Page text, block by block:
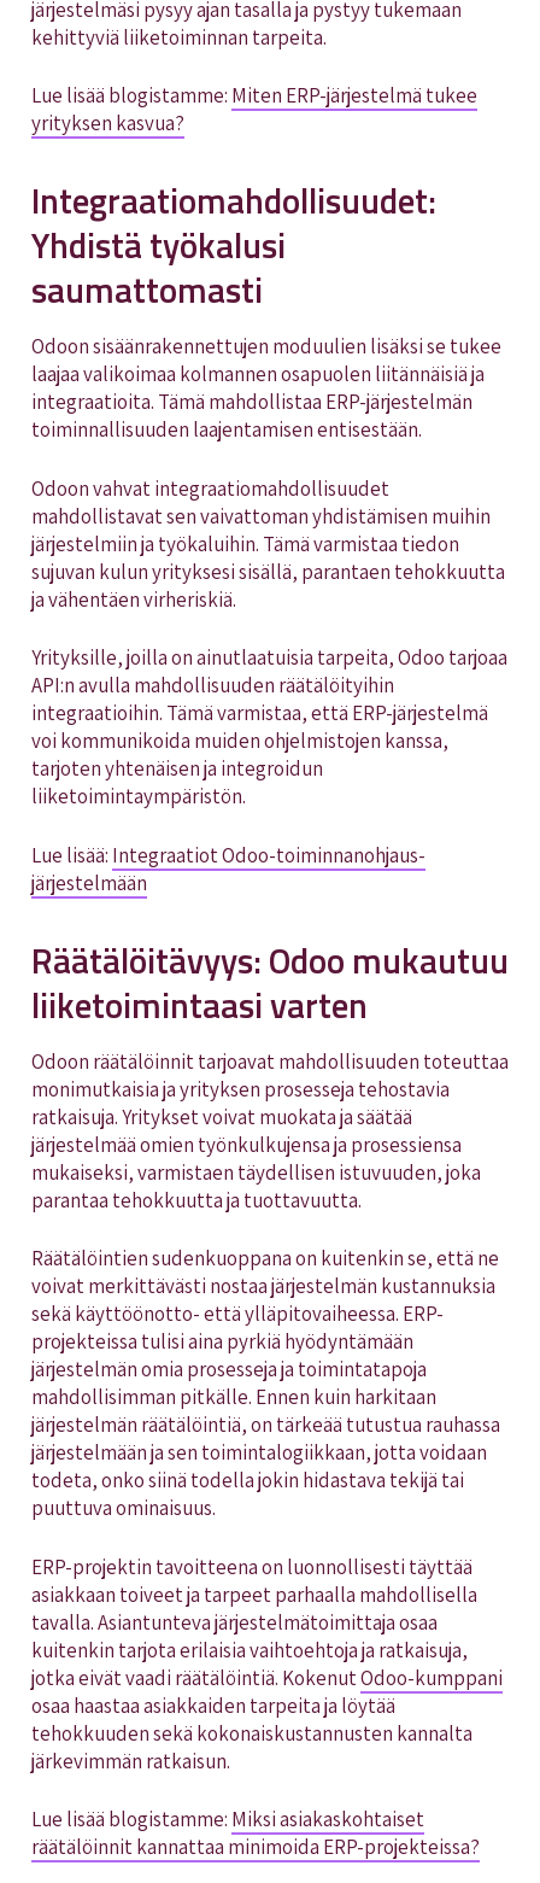
järjestelmäsi pysyy ajan tasalla ja pystyy tukemaan
kehittyviä liiketoiminnan tarpeita.
Lue lisää blogistamme: Miten ERP-järjestelmä tukee
yrityksen kasvua?
Integraatiomahdollisuudet:
Yhdistä työkalusi
saumattomasti
Odoon sisäänrakennettujen moduulien lisäksi se tukee
laajaa valikoimaa kolmannen osapuolen liitännäisiä ja
integraatioita. Tämä mahdollistaa ERP-järjestelmän
toiminnallisuuden laajentamisen entisestään.
Odoon vahvat integraatiomahdollisuudet
mahdollistavat sen vaivattoman yhdistämisen muihin
järjestelmiin ja työkaluihin. Tämä varmistaa tiedon
sujuvan kulun yrityksesi sisällä, parantaen tehokkuutta
ja vähentäen virheriskiä.
Yrityksille, joilla on ainutlaatuisia tarpeita, Odoo tarjoaa
API:n avulla mahdollisuuden räätälöityihin
integraatioihin. Tämä varmistaa, että ERP-järjestelmä
voi kommunikoida muiden ohjelmistojen kanssa,
tarjoten yhtenäisen ja integroidun
liiketoimintaympäristön.
Lue lisää: Integraatiot Odoo-toiminnanohjaus­
järjestelmään
Räätälöitävyys: Odoo mukautuu
liiketoimintaasi varten
Odoon räätälöinnit tarjoavat mahdollisuuden toteuttaa
monimutkaisia ja yrityksen prosesseja tehostavia
ratkaisuja. Yritykset voivat muokata ja säätää
järjestelmää omien työnkulkujensa ja prosessiensa
mukaiseksi, varmistaen täydellisen istuvuuden, joka
parantaa tehokkuutta ja tuottavuutta.
Räätälöintien sudenkuoppana on kuitenkin se, että ne
voivat merkittävästi nostaa järjestelmän kustannuksia
sekä käyttöönotto- että ylläpitovaiheessa. ERP-
projekteissa tulisi aina pyrkiä hyödyntämään
järjestelmän omia prosesseja ja toimintatapoja
mahdollisimman pitkälle. Ennen kuin harkitaan
järjestelmän räätälöintiä, on tärkeää tutustua rauhassa
järjestelmään ja sen toimintalogiikkaan, jotta voidaan
todeta, onko siinä todella jokin hidastava tekijä tai
puuttuva ominaisuus.
ERP-projektin tavoitteena on luonnollisesti täyttää
asiakkaan toiveet ja tarpeet parhaalla mahdollisella
tavalla. Asiantunteva järjestelmätoimittaja osaa
kuitenkin tarjota erilaisia vaihtoehtoja ja ratkaisuja,
jotka eivät vaadi räätälöintiä. KokenutOdoo-kumppani
osaa haastaa asiakkaiden tarpeita ja löytää
tehokkuuden sekä kokonaiskustannusten kannalta
järkevimmän ratkaisun.
Lue lisää blogistamme: Miksi asiakaskohtaiset
räätälöinnit kannattaa minimoida ERP-projekteissa?